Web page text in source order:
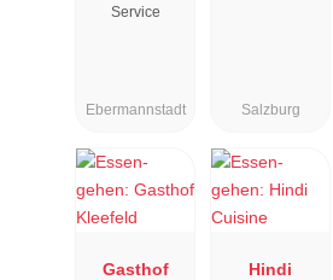
Service
Ebermannstadt Salzburg
Gasthof
Hindi